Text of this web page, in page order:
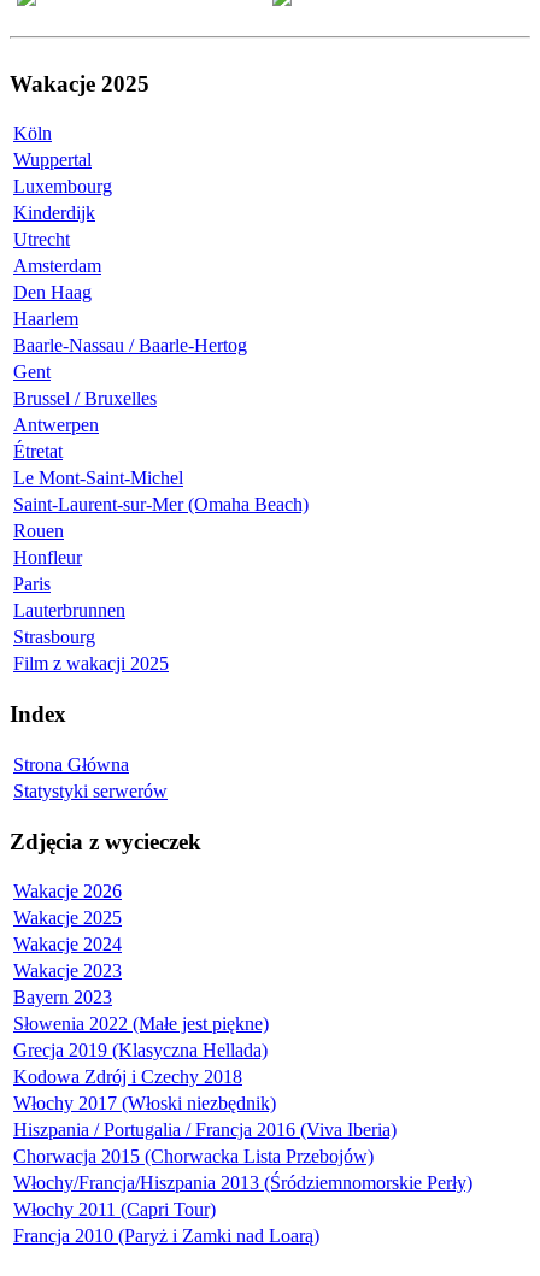
Wakacje 2025
Köln
Wuppertal
Luxembourg
Kinderdijk
Utrecht
Amsterdam
Den Haag
Haarlem
Baarle-Nassau / Baarle-Hertog
Gent
Brussel / Bruxelles
Antwerpen
Étretat
Le Mont-Saint-Michel
Saint-Laurent-sur-Mer (Omaha Beach)
Rouen
Honfleur
Paris
Lauterbrunnen
Strasbourg
Film z wakacji 2025
Index
Strona Główna
Statystyki serwerów
Zdjęcia z wycieczek
Wakacje 2026
Wakacje 2025
Wakacje 2024
Wakacje 2023
Bayern 2023
Słowenia 2022 (Małe jest piękne)
Grecja 2019 (Klasyczna Hellada)
Kodowa Zdrój i Czechy 2018
Włochy 2017 (Włoski niezbędnik)
Hiszpania / Portugalia / Francja 2016 (Viva Iberia)
Chorwacja 2015 (Chorwacka Lista Przebojów)
Włochy/Francja/Hiszpania 2013 (Śródziemnomorskie Perły)
Włochy 2011 (Capri Tour)
Francja 2010 (Paryż i Zamki nad Loarą)